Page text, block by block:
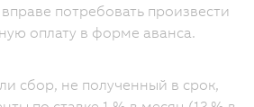
потребовать произвести
оплату в форме аванса.
сбор, не полученный в срок,